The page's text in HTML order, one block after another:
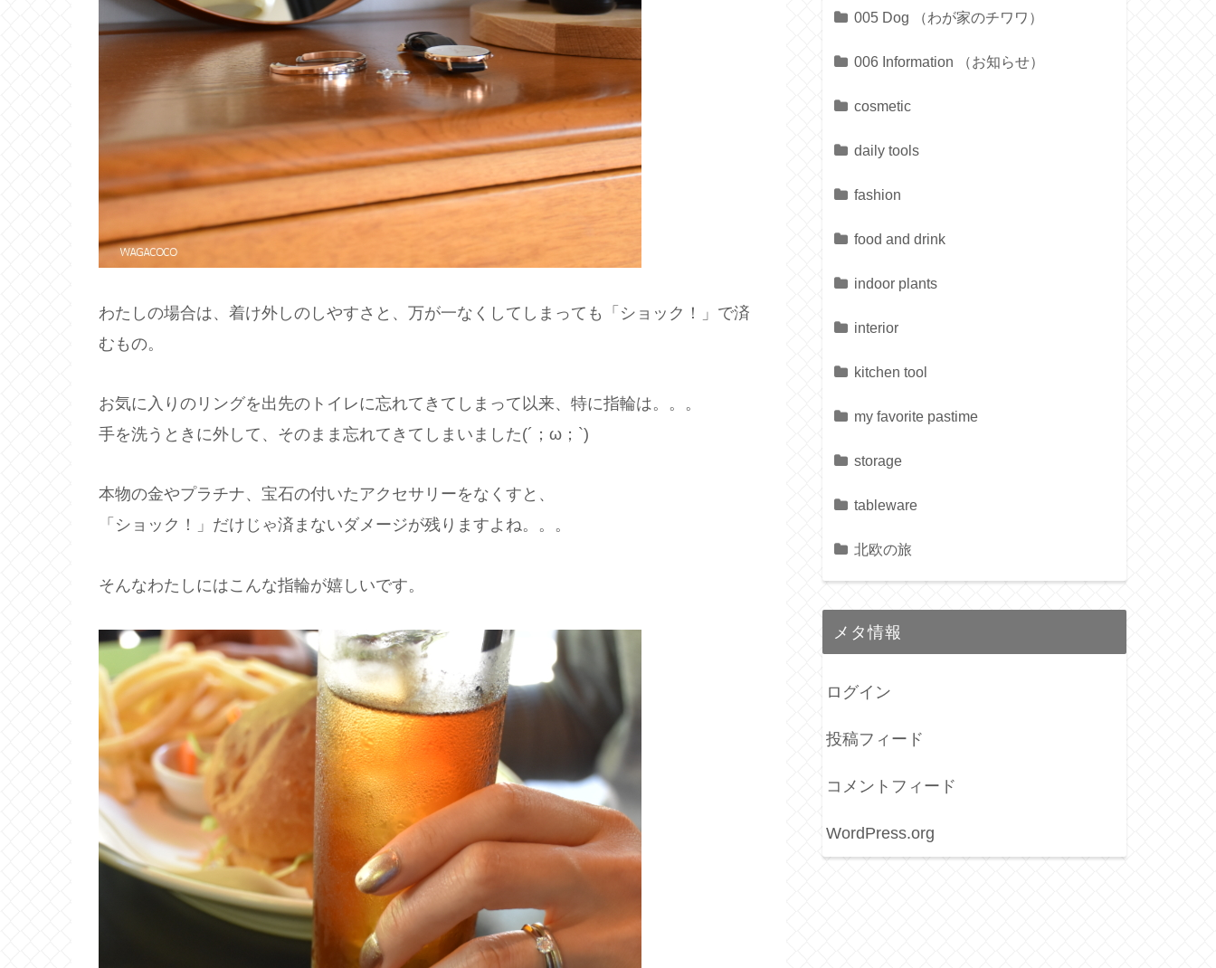
わたしの場合は、着け外しのしやすさと、万が一なくしてしまっても「ショック！」で済
むもの。
お気に入りのリングを出先のトイレに忘れてきてしまって以来、特に指輪は。。。
手を洗うときに外して、そのまま忘れてきてしまいました(´；ω；`)
本物の金やプラチナ、宝石の付いたアクセサリーをなくすと、
「ショック！」だけじゃ済まないダメージが残りますよね。。。
そんなわたしにはこんな指輪が嬉しいです。
005 Dog （わが家のチワワ）
006 Information （お知らせ）
cosmetic
daily tools
fashion
food and drink
indoor plants
interior
kitchen tool
my favorite pastime
storage
tableware
北欧の旅
メタ情報
ログイン
投稿フィード
コメントフィード
WordPress.org